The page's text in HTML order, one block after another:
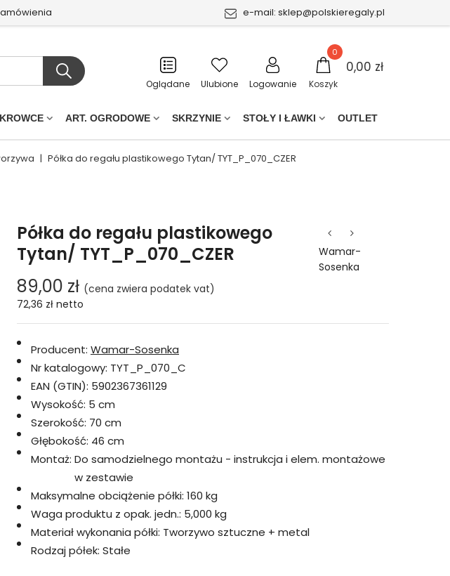
e-mail: sklep@polskieregaly.pl
Oglądane Ulubione Logowanie Koszyk
0
0,00 zł
ART. OGRODOWE SKRZYNIE STOŁY I ŁAWKI OUTLET
| Półka do regału plastikowego Tytan/ TYT_P_070_CZER
Półka do regału plastikowego
Tytan/ TYT_P_070_CZER
Wamar-
Sosenka
89,00 zł (cena zwiera podatek vat)
72,36 zł netto
Producent: Wamar-Sosenka
Nr katalogowy: TYT_P_070_C
EAN (GTIN): 5902367361129
Wysokość: 5 cm
Szerokość: 70 cm
Głębokość: 46 cm
Montaż: Do samodzielnego montażu - instrukcja i elem. montażowe
w zestawie
Maksymalne obciążenie półki: 160 kg
Waga produktu z opak. jedn.: 5,000 kg
Materiał wykonania półki: Tworzywo sztuczne + metal
Rodzaj półek: Stałe